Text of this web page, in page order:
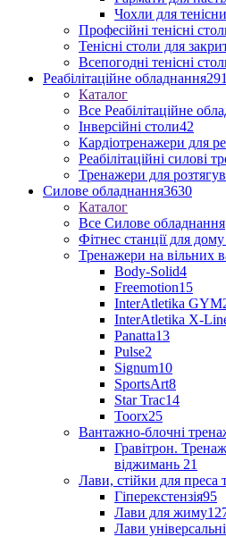
Чохли для
Професійні тенісні
Тенісні столи для
Всепогодні тенісні
Реабілітаційне обладнання291
Каталог
Все Реабілітаційне
Інверсійні столи42
Кардіотренажери для
Реабілітаційні силові
Тренажери для
Силове обладнання3630
Каталог
Все Силове обладнання
Фітнес станції для
Тренажери на вільних
Body-Solid4
Freemotion15
InterAtletika GYM
InterAtletika X-
Panatta13
Pulse2
Signum10
SportsArt8
Star Trac14
Toorx25
Вантажно-блочні
Гравітрон.
віджимань 21
Лави, стійки для преса
Гіперекстензія95
Лави для жиму
Лави універсальні